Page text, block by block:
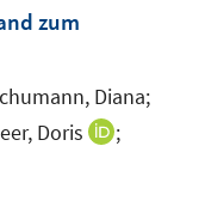
zum
Diana;
Doris
I;